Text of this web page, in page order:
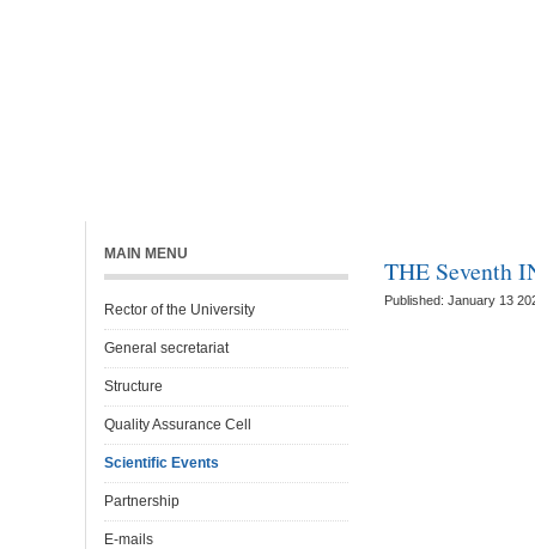
THE Seventh
Published: January 13
MAIN MENU
Rector of the University
General secretariat
Structure
Quality Assurance Cell
Scientific Events
Partnership
E-mails